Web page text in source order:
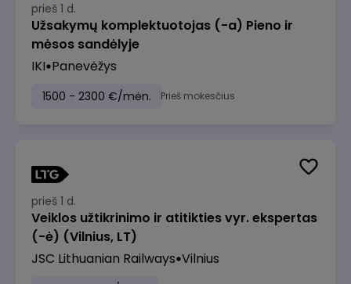
prieš 1 d.
Užsakymų komplektuotojas (-a) Pieno ir
mėsos sandėlyje
IKI Panevėžys
1500 - 2300 €/mėn. Prieš mokesčius
prieš 1 d.
Veiklos užtikrinimo ir atitikties vyr. ekspertas
(-ė) (Vilnius, LT)
JSC Lithuanian Railways Vilnius